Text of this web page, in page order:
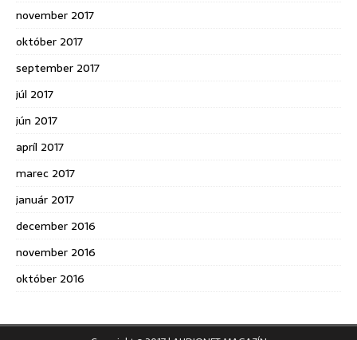
november 2017
október 2017
september 2017
júl 2017
jún 2017
apríl 2017
marec 2017
január 2017
december 2016
november 2016
október 2016